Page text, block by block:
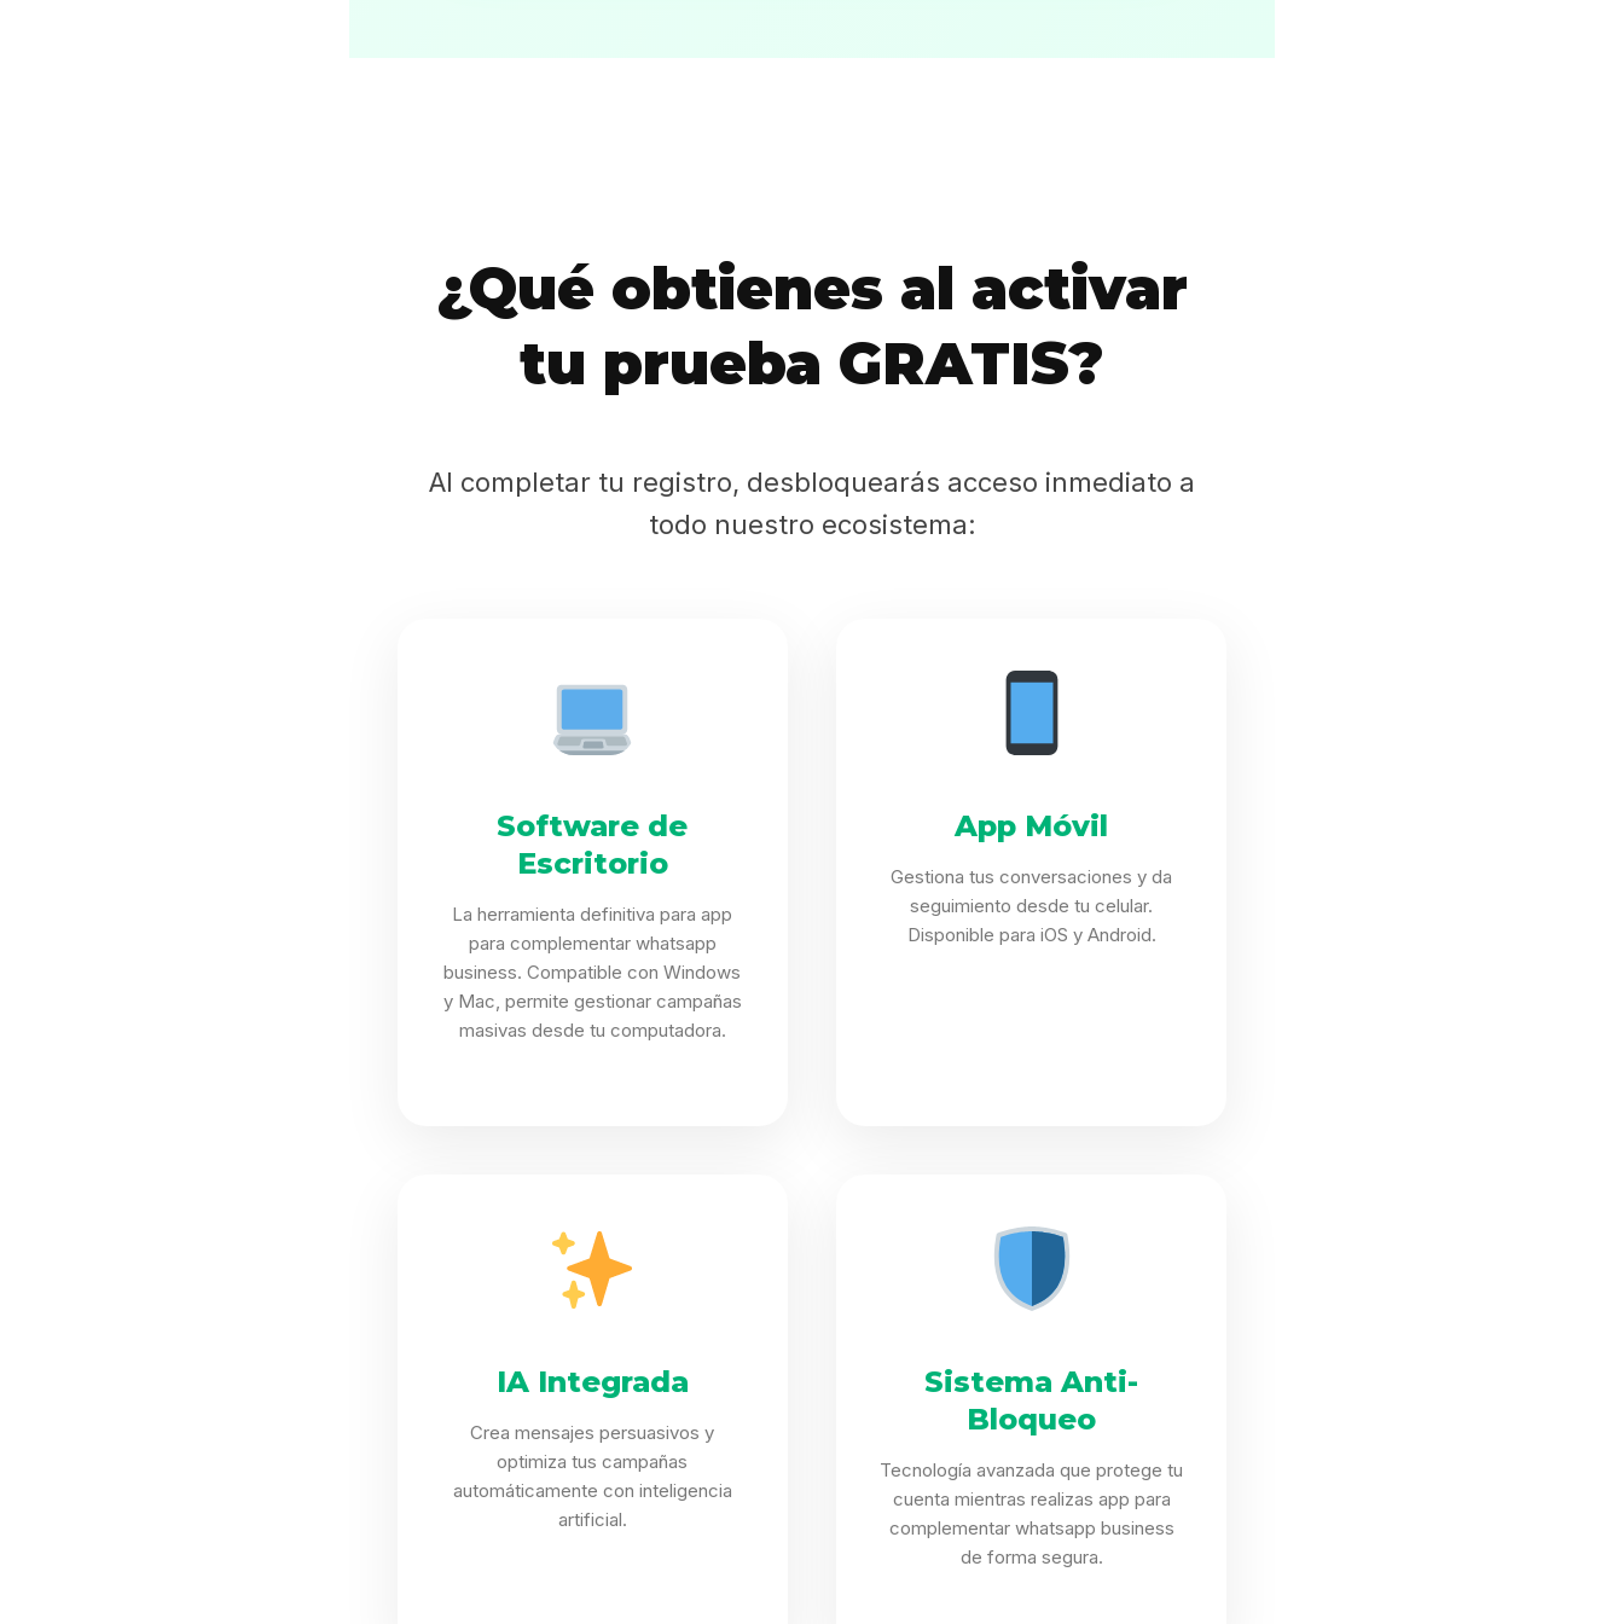
Sabritas
Search
¿Qué obtienes al activar
tu prueba GRATIS?
Al completar tu registro, desbloquearás acceso inmediato a
todo nuestro ecosistema:
Software de
Escritorio
La herramienta definitiva para app
para complementar whatsapp
business. Compatible con Windows
y Mac, permite gestionar campañas
masivas desde tu computadora.
App Móvil
Gestiona tus conversaciones y da
seguimiento desde tu celular.
Disponible para iOS y Android.
IA Integrada
Crea mensajes persuasivos y
optimiza tus campañas
automáticamente con inteligencia
artificial.
Sistema Anti-
Bloqueo
Tecnología avanzada que protege tu
cuenta mientras realizas app para
complementar whatsapp business
de forma segura.